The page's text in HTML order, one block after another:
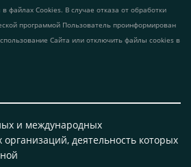
файлах Cookies. В случае отказа от обработки
программой Пользователь проинформирован
Сайта или отключить файлы cookies в
и международных
деятельность которых